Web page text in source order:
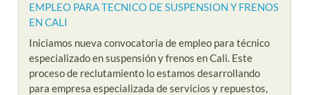
EMPLEO PARA TECNICO DE SUSPENSION Y FRENOS
EN CALI
Iniciamos nueva convocatoria de empleo para técnico
especializado en suspensión y frenos en Cali. Este
proceso de reclutamiento lo estamos desarrollando
para empresa especializada de servicios y repuestos,